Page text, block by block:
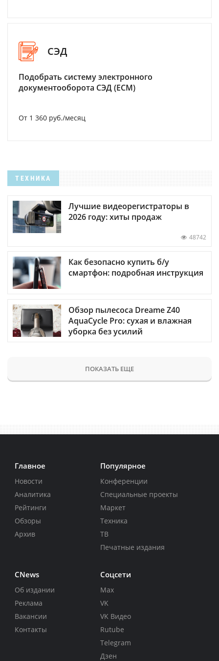
СЭД
Подобрать систему электронного
документооборота СЭД (ECM)
От 1 360 руб./месяц
ТЕХНИКА
Лучшие видеорегистраторы в
2026 году: хиты продаж
48742
Как безопасно купить б/у
смартфон: подробная инструкция
Обзор пылесоса Dreame Z40
AquaCycle Pro: сухая и влажная
уборка без усилий
ПОКАЗАТЬ ЕЩЕ
Главное
Новости
Аналитика
Рейтинги
Обзоры
Архив
Популярное
Конференции
Специальные проекты
Маркет
Техника
ТВ
Печатные издания
CNews
Об издании
Реклама
Вакансии
Контакты
Соцсети
Max
VK
VK Видео
Rutube
Telegram
Дзен